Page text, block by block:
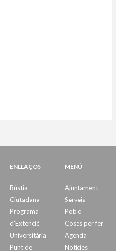
ENLLAÇOS
Bústia
Ciutadana
Programa
d’Extenció
Universitària
Punt de
MENÚ
Ajuntament
Serveis
Poble
Coses per fer
Agenda
Notícies